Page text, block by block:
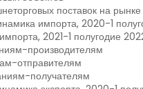
поставок на
импорта, 2020-1
2021-1 полугодие
производителям
отправителям
получателям